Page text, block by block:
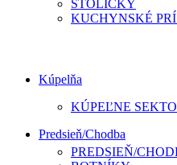
STOLIČKY
KUCHYNSKÉ
Kúpelňa
KÚPEĽNE
Predsieň/Chodba
PREDSIEŇ/